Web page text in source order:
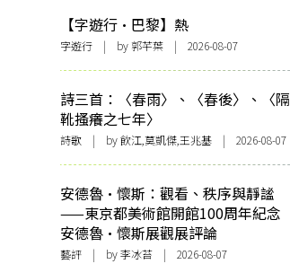
【字遊行·巴黎】熱
字遊行 | by 郭芊葉 | 2026-08-07
詩三首：〈春雨〉、〈春後〉、〈隔
靴搔癢之七年〉
詩歌 | by 飲江,莫凱傑,王兆基 | 2026-08-07
安德魯·懷斯：觀看、秩序與靜謐
——東京都美術館開館100周年紀念
安德魯·懷斯展觀展評論
藝評 | by 李冰苔 | 2026-08-07